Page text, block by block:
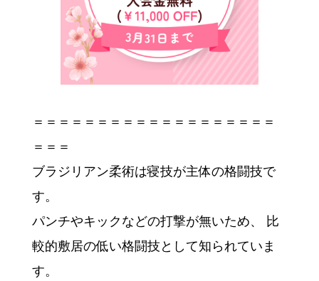
＝＝＝＝＝＝＝＝＝＝＝＝＝＝＝＝＝＝＝
＝＝＝
ブラジリアン柔術は寝技が主体の格闘技で
す。
パンチやキックなどの打撃が無いため、 比
較的敷居の低い格闘技として知られていま
す。